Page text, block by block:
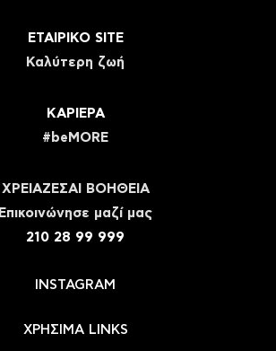
ΕΤΑΙΡΙΚΟ SITE
Καλύτερη ζωή
ΚΑΡΙΕΡΑ
#beMORE
ΧΡΕΙΑΖΕΣΑΙ ΒΟΗΘΕΙΑ
Eπικοινώνησε μαζί μας
210 28 99 999
INSTAGRAM
ΧΡΗΣΙΜΑ LINKS